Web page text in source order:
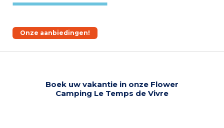
Onze aanbiedingen!
Boek uw vakantie in onze Flower
Camping Le Temps de Vivre